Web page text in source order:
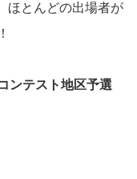
ほとんどの出場者が
ンテスト地区予選